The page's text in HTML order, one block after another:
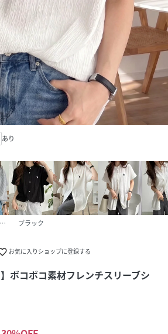
あり
トライプブラック
お気に入りショップに登録する
】ポコポコ素材フレンチスリーブシ